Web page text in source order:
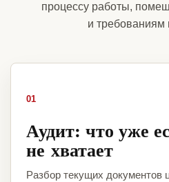
процессу работы,
и требованиям
01
Аудит: что уже
не хватает
Разбор текущих документов